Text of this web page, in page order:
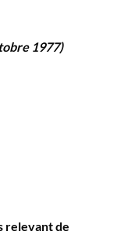
1977)
relevant de